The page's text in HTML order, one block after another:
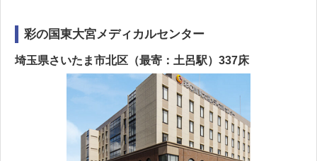
彩の国東大宮メディカルセンター
埼玉県さいたま市北区（最寄：土呂駅）337床